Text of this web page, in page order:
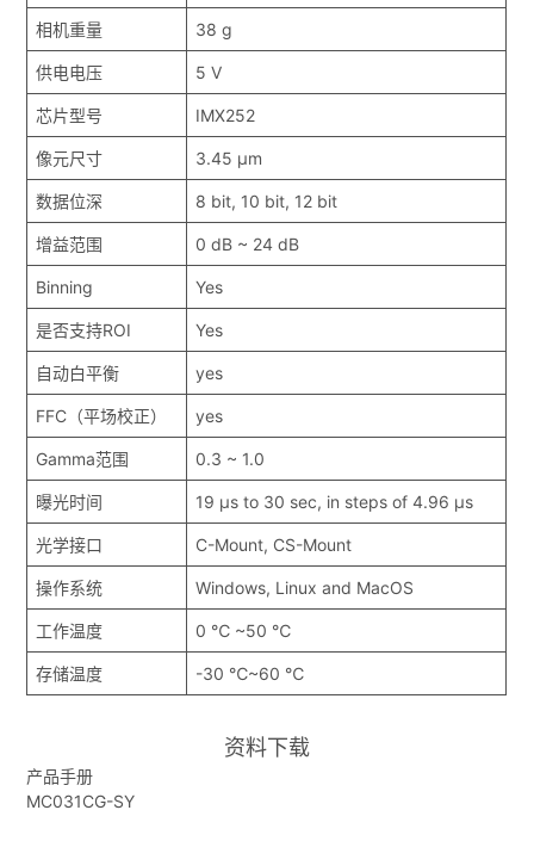
相机重量 38 g
供电电压 5 V
芯片型号 IMX252
像元尺寸 3.45 μm
数据位深 8 bit, 10 bit, 12 bit
增益范围 0 dB ~ 24 dB
Binning Yes
是否支持ROI Yes
自动白平衡 yes
FFC（平场校正） yes
Gamma范围 0.3 ~ 1.0
曝光时间 19 μs to 30 sec, in steps of 4.96 μs
光学接口 C-Mount, CS-Mount
操作系统 Windows, Linux and MacOS
工作温度 0 ℃ ~50 ℃
存储温度 -30 ℃~60 ℃
资料下载
产品手册
MC031CG-SY